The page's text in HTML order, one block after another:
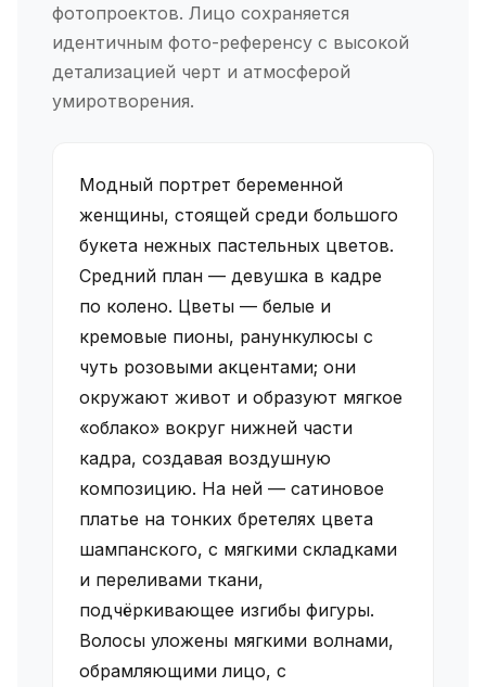
фотопроектов. Лицо сохраняется
идентичным фото-референсу с высокой
детализацией черт и атмосферой
умиротворения.
Модный портрет беременной
женщины, стоящей среди большого
букета нежных пастельных цветов.
Средний план — девушка в кадре
по колено. Цветы — белые и
кремовые пионы, ранункулюсы с
чуть розовыми акцентами; они
окружают живот и образуют мягкое
«облако» вокруг нижней части
кадра, создавая воздушную
композицию. На ней — сатиновое
платье на тонких бретелях цвета
шампанского, с мягкими складками
и переливами ткани,
подчёркивающее изгибы фигуры.
Волосы уложены мягкими волнами,
обрамляющими лицо, с